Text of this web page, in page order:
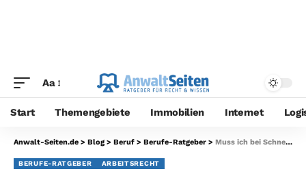
Aa
Start Themengebiete Immobilien Internet
Anwalt-Seiten.de > Blog > Beruf > Berufe-Ratgeber > Muss ich bei Schneesturm zur Arbeit?
BERUFE-RATGEBER ARBEITSRECHT